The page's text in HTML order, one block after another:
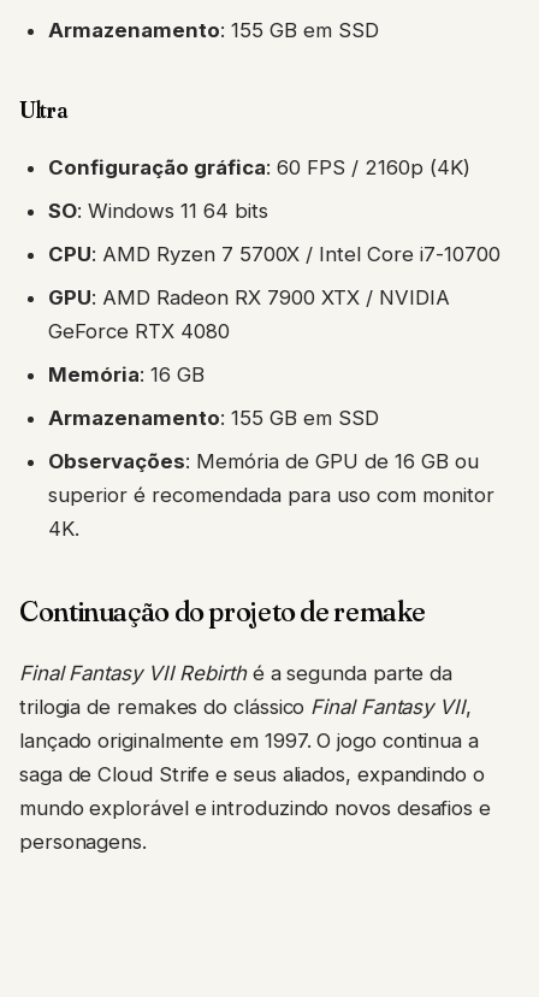
Armazenamento: 155 GB em SSD
Ultra
Configuração gráfica: 60 FPS / 2160p (4K)
SO: Windows 11 64 bits
CPU: AMD Ryzen 7 5700X / Intel Core i7-10700
GPU: AMD Radeon RX 7900 XTX / NVIDIA
GeForce RTX 4080
Memória: 16 GB
Armazenamento: 155 GB em SSD
Observações: Memória de GPU de 16 GB ou
superior é recomendada para uso com monitor
4K.
Continuação do projeto de remake
Final Fantasy VII Rebirthé a segunda parte da
trilogia de remakes do clássico Final Fantasy VII,
lançado originalmente em 1997. O jogo continua a
saga de Cloud Strife e seus aliados, expandindo o
mundo explorável e introduzindo novos desafios e
personagens.